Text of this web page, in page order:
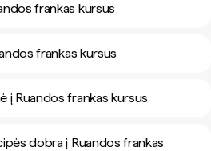
frankas kursus
frankas kursus
į Ruandos frankas kursus
dobra į Ruandos frankas